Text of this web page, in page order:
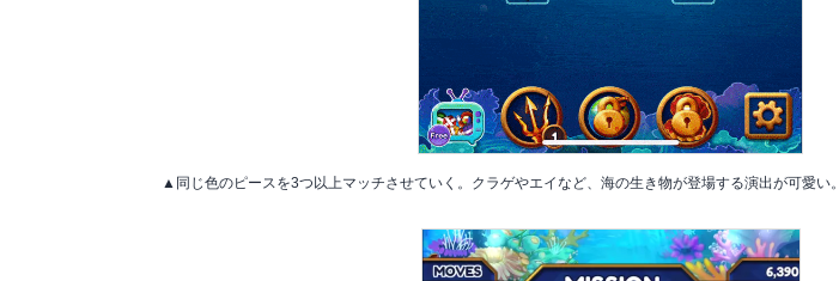
▲同じ色のピースを3つ以上マッチさせていく。クラゲやエイなど、海の生き物が登場する演出が可愛い。